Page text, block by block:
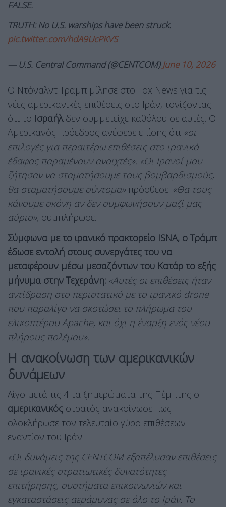
FALSE.
TRUTH: No U.S. warships have been struck.
pic.twitter.com/hdA9UcPKVS
— U.S. Central Command (@CENTCOM) June 10, 2026
Ο Ντόναλντ Τραμπ μίλησε στο Fox News για τις
νέες αμερικανικές επιθέσεις στο Ιράν, τονίζοντας
ότι το Ισραήλ δεν συμμετείχε καθόλου σε αυτές. Ο
Αμερικανός πρόεδρος ανέφερε επίσης ότι «οι
επιλογές για περαιτέρω επιθέσεις στο ιρανικό
έδαφος παραμένουν ανοιχτές». «Οι Ιρανοί μου
ζήτησαν να σταματήσουμε τους βομβαρδισμούς,
θα σταματήσουμε σύντομα» πρόσθεσε. «Θα τους
κάνουμε σκόνη αν δεν συμφωνήσουν μαζί μας
αύριο», συμπλήρωσε.
Σύμφωνα με το ιρανικό πρακτορείο ISNA, ο Τράμπ
έδωσε εντολή στους συνεργάτες του να
μεταφέρουν μέσω μεσαζόντων του Κατάρ το εξής
μήνυμα στην Τεχεράνη: «Aυτές οι επιθέσεις ήταν
αντίδραση στο περιστατικό με το ιρανικό drone
που παραλίγο να σκοτώσει το πλήρωμα του
ελικοπτέρου Apache, και όχι η έναρξη ενός νέου
πλήρους πολέμου».
Η ανακοίνωση των αμερικανικών
δυνάμεων
Λίγο μετά τις 4 τα ξημερώματα της Πέμπτης ο
αμερικανικός στρατός ανακοίνωσε πως
ολοκλήρωσε τον τελευταίο γύρο επιθέσεων
εναντίον του Ιράν.
«Οι δυνάμεις της CENTCOM εξαπέλυσαν επιθέσεις
σε ιρανικές στρατιωτικές δυνατότητες
επιτήρησης, συστήματα επικοινωνιών και
εγκαταστάσεις αεράμυνας σε όλο το Ιράν. Το